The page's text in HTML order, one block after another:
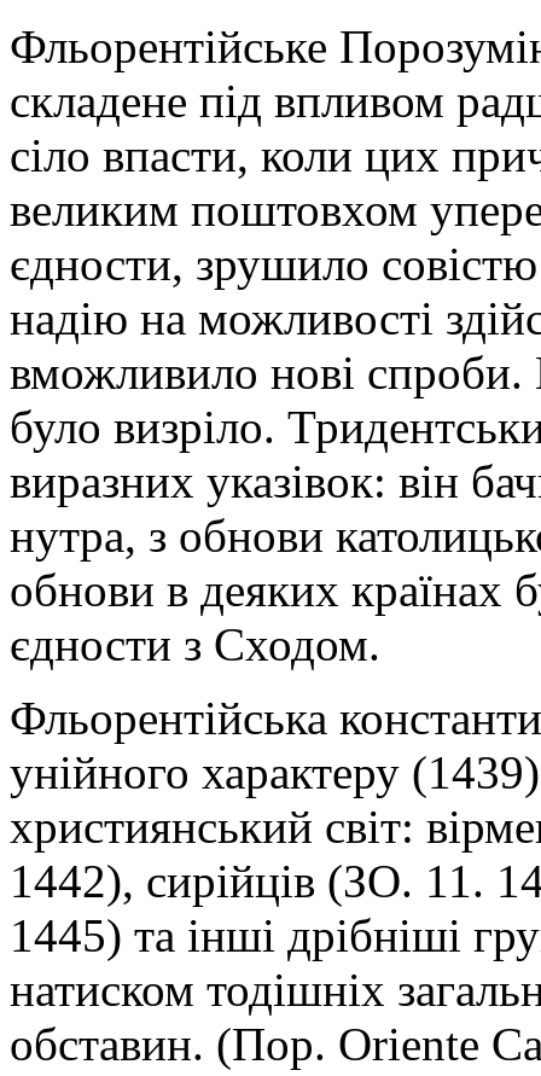
Фльорентійське
складене під впливом
сіло впасти, коли цих
великим поштовхом
єдности, зрушило
надію на можливості
вможливило нові
було визріло.
виразних указівок: він
нутра, з обнови
обнови в деяких країнах
єдности з Сходом.
Фльорентійська
унійного характеру
християнський світ:
1442), сирійців (ЗО. 11.
1445) та інші дрібніші
натиском тодішніх
обставин. (Пор. Оrіеntе